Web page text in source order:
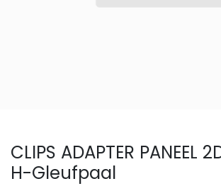
CLIPS ADAPTER PANEEL
H-Gleufpaal